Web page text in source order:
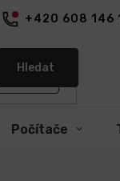
+420 608 146
Hledat
Počítače